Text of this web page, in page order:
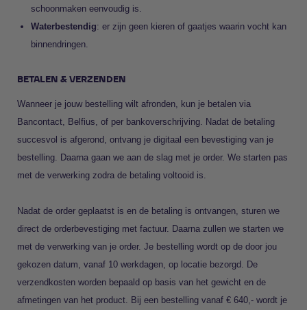
schoonmaken eenvoudig is.
Waterbestendig: er zijn geen kieren of gaatjes waarin vocht kan
binnendringen.
BETALEN & VERZENDEN
Wanneer je jouw bestelling wilt afronden, kun je betalen via
Bancontact, Belfius, of per bankoverschrijving. Nadat de betaling
succesvol is afgerond, ontvang je digitaal een bevestiging van je
bestelling. Daarna gaan we aan de slag met je order. We starten pas
met de verwerking zodra de betaling voltooid is.
Nadat de order geplaatst is en de betaling is ontvangen, sturen we
direct de orderbevestiging met factuur. Daarna zullen we starten we
met de verwerking van je order. Je bestelling wordt op de door jou
gekozen datum, vanaf 10 werkdagen, op locatie bezorgd. De
verzendkosten worden bepaald op basis van het gewicht en de
afmetingen van het product. Bij een bestelling vanaf € 640,- wordt je